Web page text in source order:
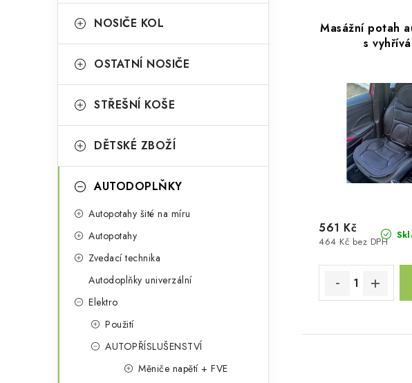
n
n
p
o
i
NOSIČE KOL
OSTATNÍ NOSIČE
STŘEŠNÍ KOŠE
DĚTSKÉ ZBOŽÍ
AUTODOPLŇKY
Autopotahy šité na míru
Autopotahy
Zvedací technika
Autodoplňky univerzální
Elektro
Použití
AUTOPŘÍSLUŠENSTVÍ
Měniče napětí + FVE
ů
Masážní potah
s
464 Kč bez DPH
561 Kč